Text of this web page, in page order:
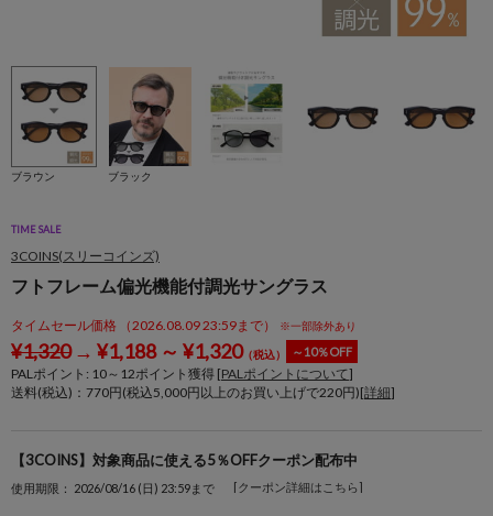
ブラウン ブラック
TIME SALE
3COINS(スリーコインズ)
フトフレーム偏光機能付調光サングラス
タイムセール価格 （2026.08.09 23:59まで） ※一部除外あり
¥1,320→ ¥1,188～ ¥1,320（税込） ～10％OFF
PALポイント: 10～ 12ポイント獲得 [PALポイントについて]
送料(税込)：770円(税込5,000円以上のお買い上げで220円)[詳細]
【3COINS】対象商品に使える5％OFFクーポン配布中
使用期限： 2026/08/16 (日) 23:59まで [クーポン詳細はこちら]